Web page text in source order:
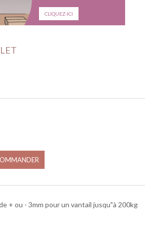
CLIQUEZ-ICI
+ ou - 3mm pour un vantail jusqu"à 200kg